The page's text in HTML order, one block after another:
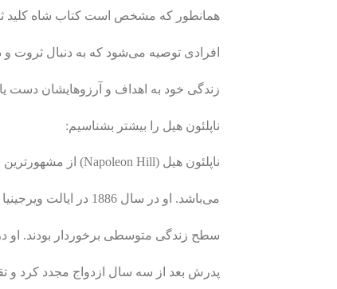
همانطور که مشخص است کتاب شاه کلید
افرادی توصیه می‌شود که به دنبال ثروت و
زندگی خود به اهداف و آرزوهایشان دست
ناپلئون هیل را بیشتر بشناسیم:
ناپلئون هیل (Napoleon Hill) از مشهورترین نویسندگان آثار موفقیت و خودیاری
می‌باشد. او در سال 1886 در ایالت ویرجینیا متولد شد. شغل پدر او آهنگری بود و از
سطح زندگی متوسطی برخوردار بودند. او در سن 10 سالگی مادرش را از
پدرش بعد از سه سال ازدواج مجدد کرد و